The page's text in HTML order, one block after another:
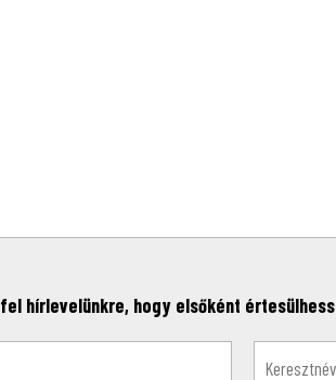
hírlevelünkre, hogy elsőként